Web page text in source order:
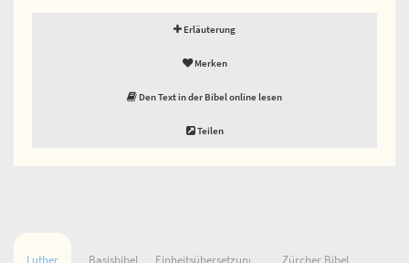
Erläuterung
Merken
Den Text in der Bibel online lesen
Teilen
Luther Basisbibel Einheitsübersetzung Zürcher Bibel